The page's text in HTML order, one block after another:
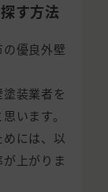
す方法
優良外壁
装業者を
います。
には、以
上がりま